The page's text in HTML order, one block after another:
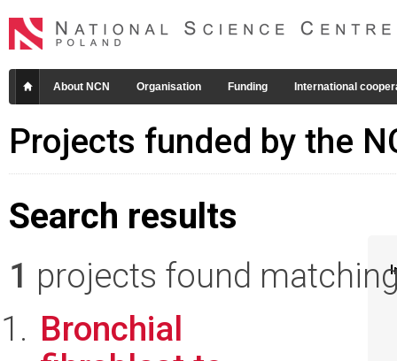
About NCN Organisation Funding International
Projects funded by the
Search results
1 projects found
Bronchial